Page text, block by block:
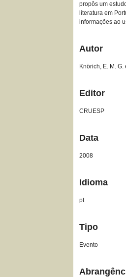
propôs um
literatura em
informações ao
Autor
Knörich, E. M. G.
Editor
CRUESP
Data
2008
Idioma
pt
Tipo
Evento